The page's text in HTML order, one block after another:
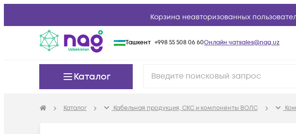
Корзина неавторизованных
Ташкент +998 55 508 06 60Онлайн чатsales@nag.uz
Каталог
Каталог Кабельная продукция, СКС и компоненты ВОЛС